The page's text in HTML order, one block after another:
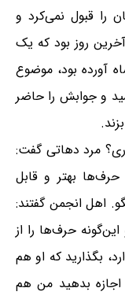
را قبول نمی‌کرد و
روز بود که یک
آورده بود، موضوع
و جوابش را حاضر
مرد دهاتی گفت:
بهتر و قابل
اهل انجمن گفتند:
حرف‌ها را از
بگذارید که او هم
بدهید من هم